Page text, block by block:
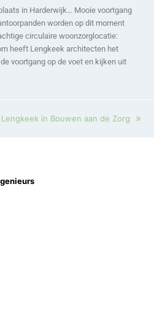
in Harderwijk… Mooie voortgang
worden op dit moment
circulaire woonzorglocatie:
heeft Lengkeek architecten het
voortgang op de voet en kijken uit
Lengkeek in Bouwen aan de Zorg